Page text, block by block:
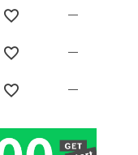
—
—
—